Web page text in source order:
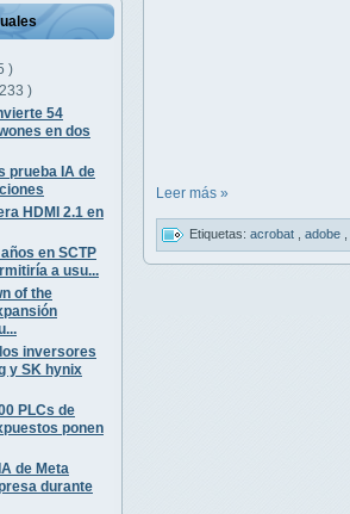
)
)
54
en dos
prueba IA de
HDMI 2.1 en
en SCTP
a usu...
of the
inversores
y SK hynix
PLCs de
ponen
de Meta
durante
Leer más »
Etiquetas: acrobat adobe